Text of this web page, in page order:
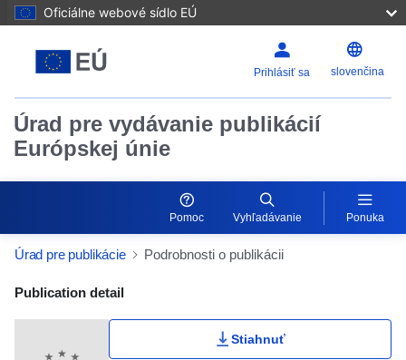
Oficiálne webové sídlo EÚ
Prihlásiť sa slovenčina
Úrad pre vydávanie publikácií
Európskej únie
Pomoc Vyhľadávanie Ponuka
Úrad pre publikácie Podrobnosti o publikácii
Publication Detail Actions Portlet
Publication detail
Stiahnuť